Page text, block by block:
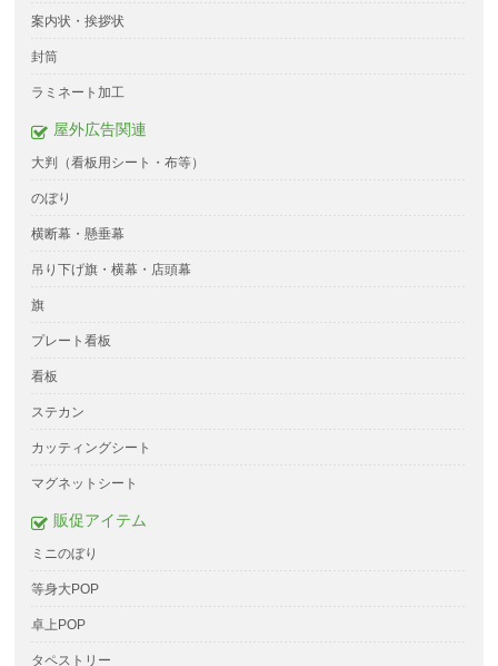
案内状・挨拶状
封筒
ラミネート加工
屋外広告関連
大判（看板用シート・布等）
のぼり
横断幕・懸垂幕
吊り下げ旗・横幕・店頭幕
旗
プレート看板
看板
ステカン
カッティングシート
マグネットシート
販促アイテム
ミニのぼり
等身大POP
卓上POP
タペストリー